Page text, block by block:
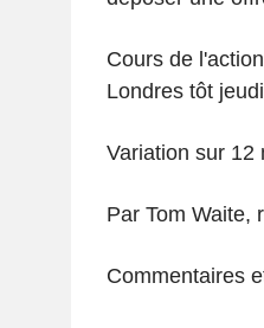
Cours de
Londres tôt
Variation sur 12
Par Tom Waite,
Commentaires